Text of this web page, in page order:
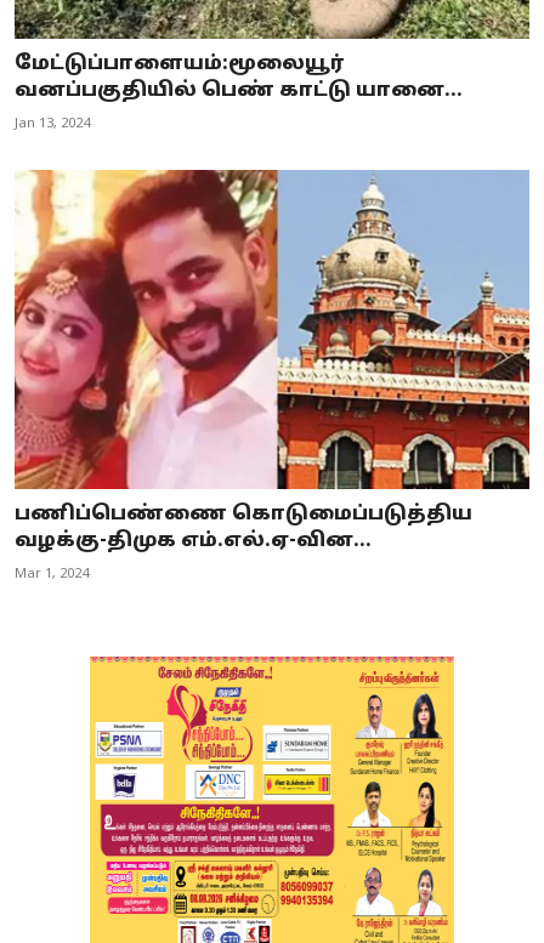
மேட்டுப்பாளையம்:மூலையூர்
வனப்பகுதியில் பெண் காட்டு யானை...
Jan 13, 2024
பணிப்பெண்ணை கொடுமைப்படுத்திய
வழக்கு-திமுக எம்.எல்.ஏ-வின...
Mar 1, 2024